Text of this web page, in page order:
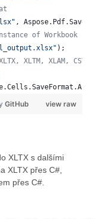
, Aspose. Pdf.
of Workbook
) ;
XLTM, XLAM,
.Cells .SaveFormat .Auto
view raw
GitHub
XLTX s dalšími
XLTX přes C#,
přes C#.